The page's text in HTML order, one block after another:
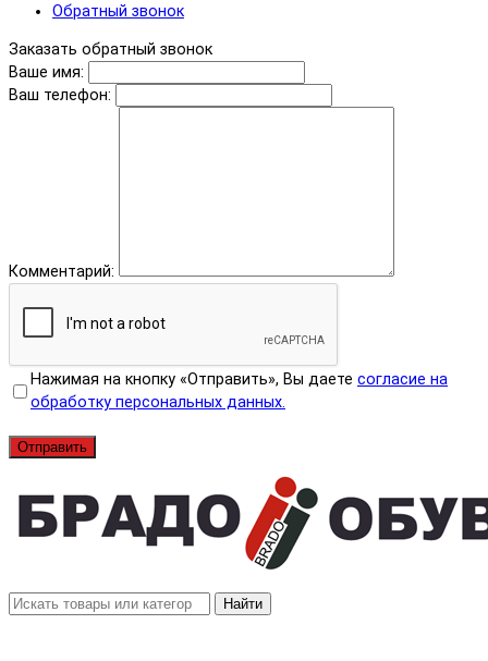
Обратный звонок
Заказать обратный звонок
Ваше имя:
Ваш телефон:
Комментарий:
Нажимая на кнопку «Отправить», Вы даете согласие на
обработку персональных данных.
Отправить
Найти